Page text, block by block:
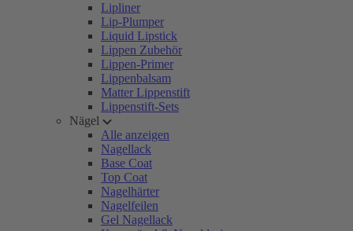
Lipliner
Lip-Plumper
Liquid Lipstick
Lippen Zubehör
Lippen-Primer
Lippenbalsam
Matter Lippenstift
Lippenstift-Sets
Nägel
Alle anzeigen
Nagellack
Base Coat
Top Coat
Nagelhärter
Nagelfeilen
Gel Nagellack